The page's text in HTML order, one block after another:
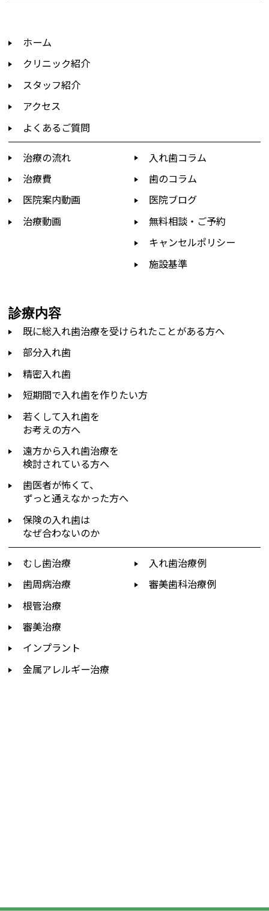
ホーム
クリニック紹介
スタッフ紹介
アクセス
よくあるご質問
治療の流れ
治療費
医院案内動画
治療動画
入れ歯コラム
歯のコラム
医院ブログ
無料相談・ご予約
キャンセルポリシー
施設基準
診療内容
既に総入れ歯治療を受けられたことがある方へ
部分入れ歯
精密入れ歯
短期間で入れ歯を作りたい方
若くして入れ歯を
お考えの方へ
遠方から入れ歯治療を
検討されている方へ
歯医者が怖くて、
ずっと通えなかった方へ
保険の入れ歯は
なぜ合わないのか
むし歯治療
歯周病治療
根管治療
審美治療
インプラント
金属アレルギー治療
入れ歯治療例
審美歯科治療例